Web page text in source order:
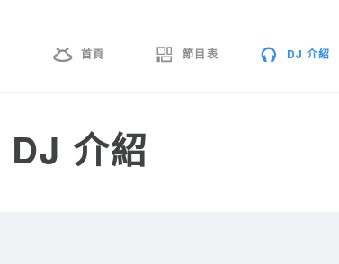
首頁 節目表 DJ 介紹
DJ 介紹